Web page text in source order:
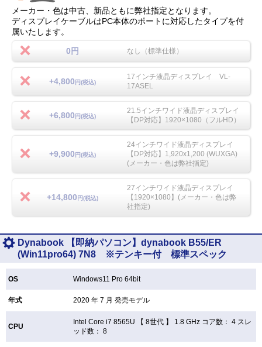
メーカー・色は中古、新品ともに弊社指定となります。
ディスプレイケーブルはPC本体のポートに対応したタイプを付
属いたします。
0円 なし（標準仕様）
+4,800 円(税込)
17インチ液晶ディスプレイ VL-
17ASEL
+6,800 円(税込)
21.5インチワイド液晶ディスプレイ
【DP対応】1920×1080（フルHD）
+9,900 円(税込)
24インチワイド液晶ディスプレイ
【DP対応】1,920x1,200 (WUXGA)
(メーカー・色は弊社指定)
+14,800 円(税込)
27インチワイド液晶ディスプレイ
【1920×1080】(メーカー・色は弊
社指定)
Dynabook 【即納パソコン】dynabook B55/ER
(Win11pro64) 7N8 ※テンキー付 標準スペック
OS Windows11 Pro 64bit
年式 2020 年 7 月 発売モデル
CPU
Intel Core i7 8565U 【8世代 】 1.8 GHz コア数： 4 スレ
ッド数： 8